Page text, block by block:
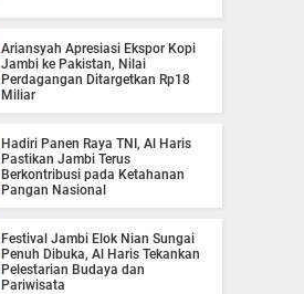
Ariansyah Apresiasi Ekspor Kopi
Jambi ke Pakistan, Nilai
Perdagangan Ditargetkan Rp18
Miliar
Hadiri Panen Raya TNI, Al Haris
Pastikan Jambi Terus
Berkontribusi pada Ketahanan
Pangan Nasional
Festival Jambi Elok Nian Sungai
Penuh Dibuka, Al Haris Tekankan
Pelestarian Budaya dan
Pariwisata